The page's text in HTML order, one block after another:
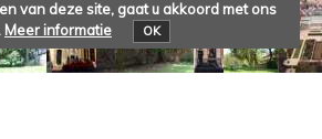
van deze site, gaat u akkoord met ons
Meer informatie OK